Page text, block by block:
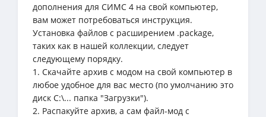
дополнения для СИМС 4 на свой компьютер,
вам может потребоваться инструкция.
Установка файлов с расширением .package,
таких как в нашей коллекции, следует
следующему порядку.
1. Скачайте архив с модом на свой компьютер в
любое удобное для вас место (по умолчанию это
диск C:\... папка "Загрузки").
2. Распакуйте архив, а сам файл-мод с